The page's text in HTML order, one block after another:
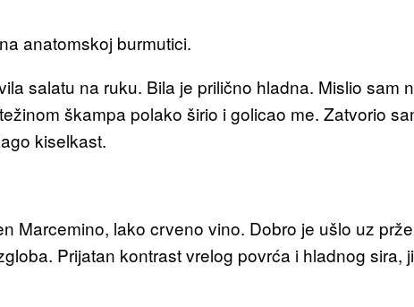
anatomskoj burmutici.
salatu na ruku. Bila je prilično hladna. Mislio sam
škampa polako širio i golicao me. Zatvorio
kiselkast.
Marcemino, lako crveno vino. Dobro je ušlo uz
Prijatan kontrast vrelog povrća i hladnog sira,